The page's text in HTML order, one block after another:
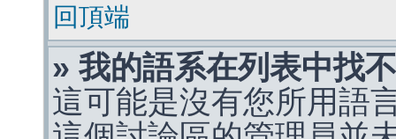
回頂端
» 我的語系在列表中找
這可能是沒有您所用語